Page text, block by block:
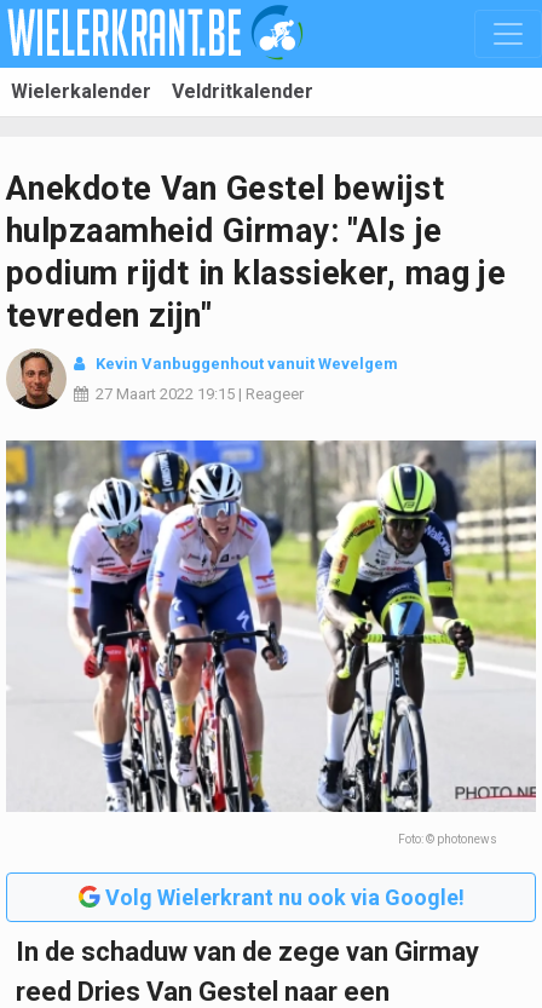
Wielerkalender Veldritkalender
Anekdote Van Gestel bewijst
hulpzaamheid Girmay: "Als je
podium rijdt in klassieker, mag je
tevreden zijn"
Kevin Vanbuggenhout vanuit Wevelgem
27 Maart 2022 19:15 | Reageer
Foto: © photonews
Volg Wielerkrant nu ook via Google!
In de schaduw van de zege van Girmay
reed Dries Van Gestel naar een